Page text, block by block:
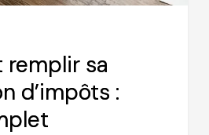
sa
d’impôts :